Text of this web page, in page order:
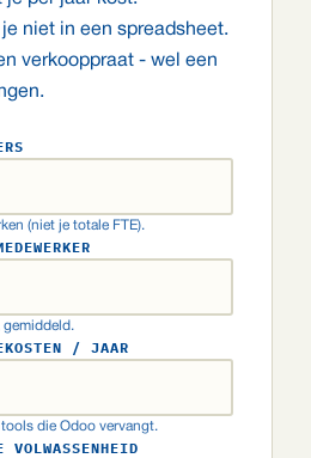
niet in een spreadsheet.
verkooppraat - wel een
(niet je totale FTE).
gemiddeld.
/ JAAR
die Odoo vervangt.